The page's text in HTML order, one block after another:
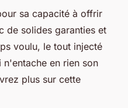
sa capacité à offrir
de solides garanties et
voulu, le tout injecté
en rien son
plus sur cette